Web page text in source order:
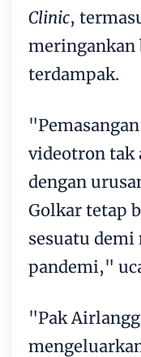
Clinic,
meringankan
terdampak.
videotron tak
dengan
Golkar tetap
sesuatu
pandemi,"
"Pak